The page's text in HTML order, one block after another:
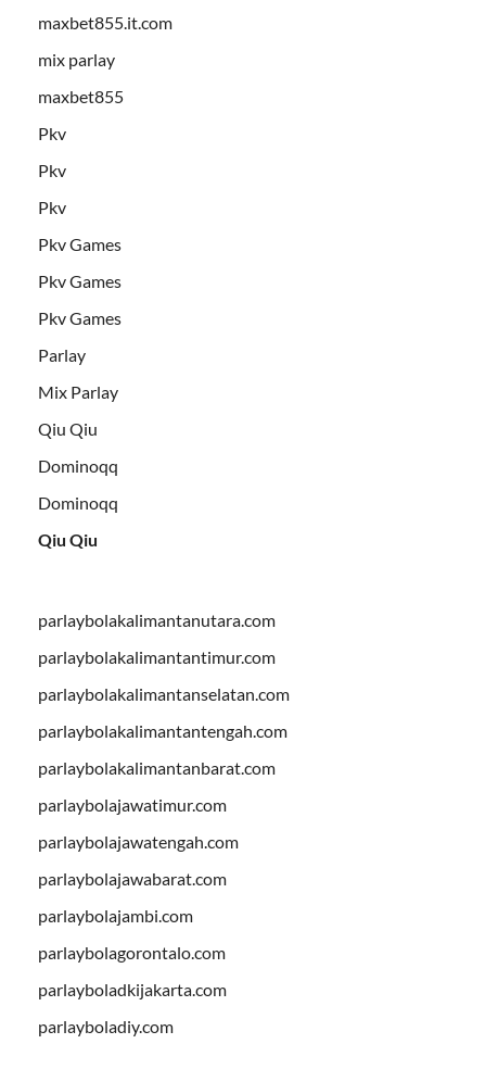
maxbet855.it.com
mix parlay
maxbet855
Pkv
Pkv
Pkv
Pkv Games
Pkv Games
Pkv Games
Parlay
Mix Parlay
Qiu Qiu
Dominoqq
Dominoqq
Qiu Qiu
parlaybolakalimantanutara.com
parlaybolakalimantantimur.com
parlaybolakalimantanselatan.com
parlaybolakalimantantengah.com
parlaybolakalimantanbarat.com
parlaybolajawatimur.com
parlaybolajawatengah.com
parlaybolajawabarat.com
parlaybolajambi.com
parlaybolagorontalo.com
parlayboladkijakarta.com
parlayboladiy.com